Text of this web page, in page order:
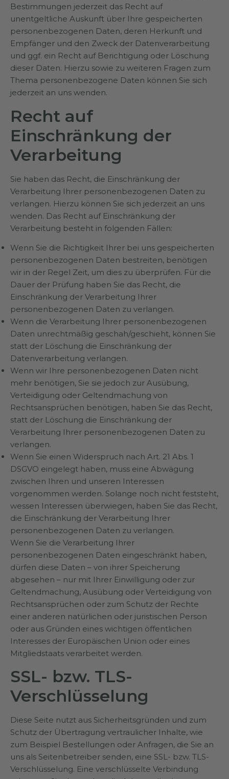
Bestimmungen jederzeit das Recht auf
unentgeltliche Auskunft über Ihre gespeicherten
personenbezogenen Daten, deren Herkunft und
Empfänger und den Zweck der Datenverarbeitung
und ggf. ein Recht auf Berichtigung oder Löschung
dieser Daten. Hierzu sowie zu weiteren Fragen zum
Thema personenbezogene Daten können Sie sich
jederzeit an uns wenden.
Recht auf
Einschränkung der
Verarbeitung
Sie haben das Recht, die Einschränkung der
Verarbeitung Ihrer personenbezogenen Daten zu
verlangen. Hierzu können Sie sich jederzeit an uns
wenden. Das Recht auf Einschränkung der
Verarbeitung besteht in folgenden Fällen:
Wenn Sie die Richtigkeit Ihrer bei uns gespeicherten
personenbezogenen Daten bestreiten, benötigen
wir in der Regel Zeit, um dies zu überprüfen. Für die
Dauer der Prüfung haben Sie das Recht, die
Einschränkung der Verarbeitung Ihrer
personenbezogenen Daten zu verlangen.
Wenn die Verarbeitung Ihrer personenbezogenen
Daten unrechtmäßig geschah/geschieht, können Sie
statt der Löschung die Einschränkung der
Datenverarbeitung verlangen.
Wenn wir Ihre personenbezogenen Daten nicht
mehr benötigen, Sie sie jedoch zur Ausübung,
Verteidigung oder Geltendmachung von
Rechtsansprüchen benötigen, haben Sie das Recht,
statt der Löschung die Einschränkung der
Verarbeitung Ihrer personenbezogenen Daten zu
verlangen.
Wenn Sie einen Widerspruch nach Art. 21 Abs. 1
DSGVO eingelegt haben, muss eine Abwägung
zwischen Ihren und unseren Interessen
vorgenommen werden. Solange noch nicht feststeht,
wessen Interessen überwiegen, haben Sie das Recht,
die Einschränkung der Verarbeitung Ihrer
personenbezogenen Daten zu verlangen.
Wenn Sie die Verarbeitung Ihrer
personenbezogenen Daten eingeschränkt haben,
dürfen diese Daten – von ihrer Speicherung
abgesehen – nur mit Ihrer Einwilligung oder zur
Geltendmachung, Ausübung oder Verteidigung von
Rechtsansprüchen oder zum Schutz der Rechte
einer anderen natürlichen oder juristischen Person
oder aus Gründen eines wichtigen öffentlichen
Interesses der Europäischen Union oder eines
Mitgliedstaats verarbeitet werden.
SSL- bzw. TLS-
Verschlüsselung
Diese Seite nutzt aus Sicherheitsgründen und zum
Schutz der Übertragung vertraulicher Inhalte, wie
zum Beispiel Bestellungen oder Anfragen, die Sie an
uns als Seitenbetreiber senden, eine SSL- bzw. TLS-
Verschlüsselung. Eine verschlüsselte Verbindung